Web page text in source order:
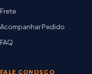
Frete
Acompanhar Pedido
FAQ
FALE CONOSCO